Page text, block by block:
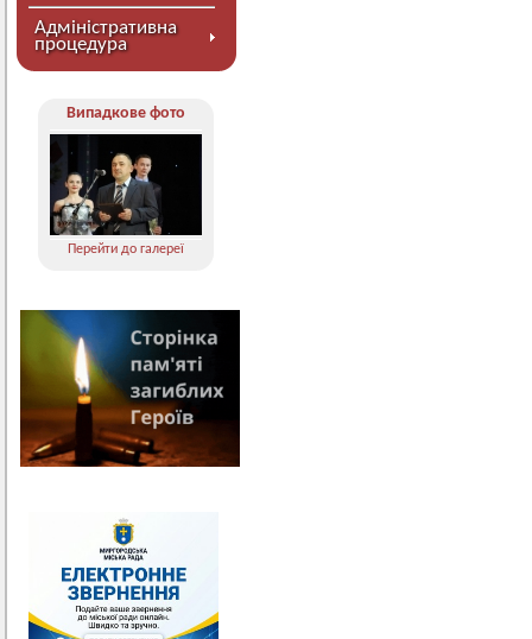
Адміністративна
процедура
Випадкове фото
Перейти до галереї